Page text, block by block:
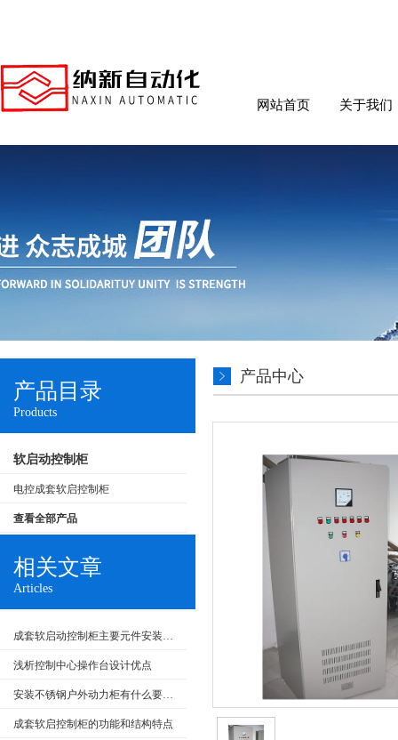
网站首页 关于我们
产品目录
Products
软启动控制柜
电控成套软启控制柜
查看全部产品
相关文章
Articles
成套软启动控制柜主要元件安装要求和在生产中的应用
浅析控制中心操作台设计优点
安装不锈钢户外动力柜有什么要求呢
成套软启控制柜的功能和结构特点
产品中心